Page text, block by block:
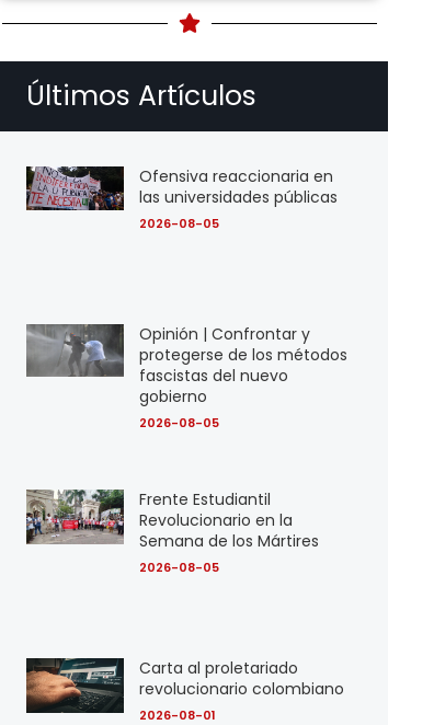
Últimos Artículos
Ofensiva reaccionaria en
las universidades públicas
2026-08-05
Opinión | Confrontar y
protegerse de los métodos
fascistas del nuevo
gobierno
2026-08-05
Frente Estudiantil
Revolucionario en la
Semana de los Mártires
2026-08-05
Carta al proletariado
revolucionario colombiano
2026-08-01